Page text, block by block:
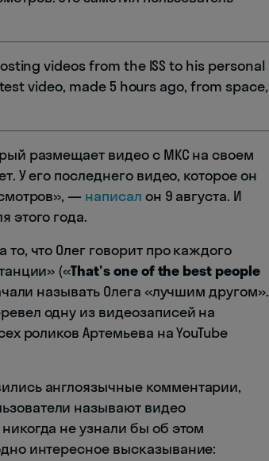
videos from the ISS to his personal
video, made 5 hours ago, from space,
размещает видео с МКС на своем
У его последнего видео, которое он
— написал он 9 августа. И
этого года.
что Олег говорит про каждого
(«That's one of the best people
называть Олега «лучшим другом».
одну из видеозаписей на
роликов Артемьева на YouTube
англоязычные комментарии,
называют видео
не узнали бы об этом
интересное высказывание: